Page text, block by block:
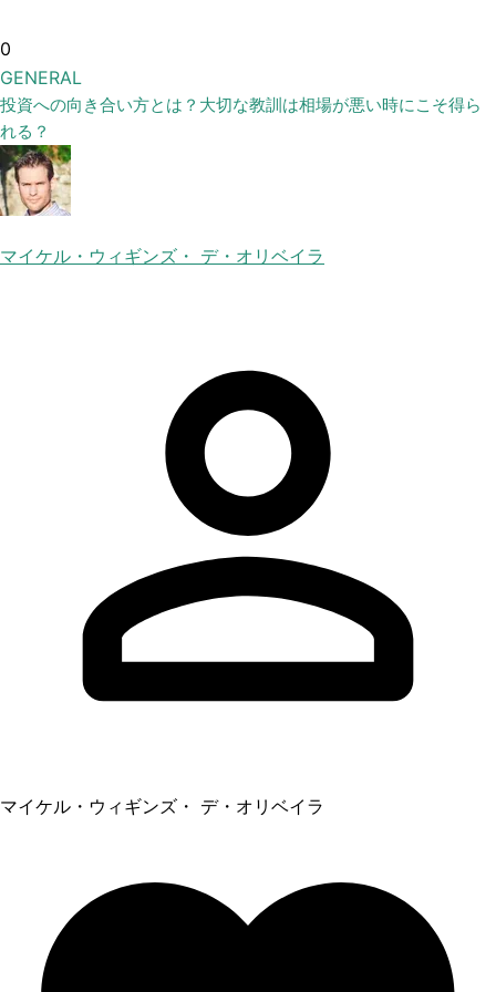
0
GENERAL
投資への向き合い方とは？大切な教訓は相場が悪い時にこそ得ら
れる？
マイケル・ウィギンズ・ デ・オリベイラ
マイケル・ウィギンズ・ デ・オリベイラ